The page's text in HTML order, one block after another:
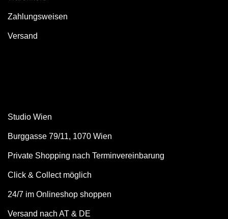
Zahlungsweisen
Versand
Studio Wien
Burggasse 79/11, 1070 Wien
Private Shopping nach Terminvereinbarung
Click & Collect möglich
24/7 im Onlineshop shoppen
Versand nach AT & DE